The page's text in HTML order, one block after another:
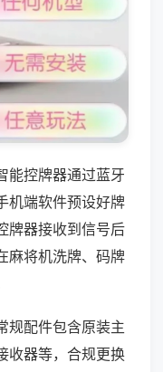
能控牌器通过蓝牙
机端软件预设好牌
牌器接收到信号后
麻将机洗牌、码牌
规配件包含原装主
收器等，合规更换